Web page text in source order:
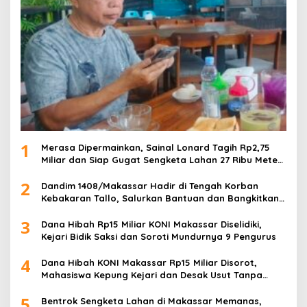
1
Merasa Dipermainkan, Sainal Lonard Tagih Rp2,75
Miliar dan Siap Gugat Sengketa Lahan 27 Ribu Meter
2
Dandim 1408/Makassar Hadir di Tengah Korban
Kebakaran Tallo, Salurkan Bantuan dan Bangkitkan
3
Dana Hibah Rp15 Miliar KONI Makassar Diselidiki,
Kejari Bidik Saksi dan Soroti Mundurnya 9 Pengurus
4
Dana Hibah KONI Makassar Rp15 Miliar Disorot,
Mahasiswa Kepung Kejari dan Desak Usut Tanpa
Bentrok Sengketa Lahan di Makassar Memanas,